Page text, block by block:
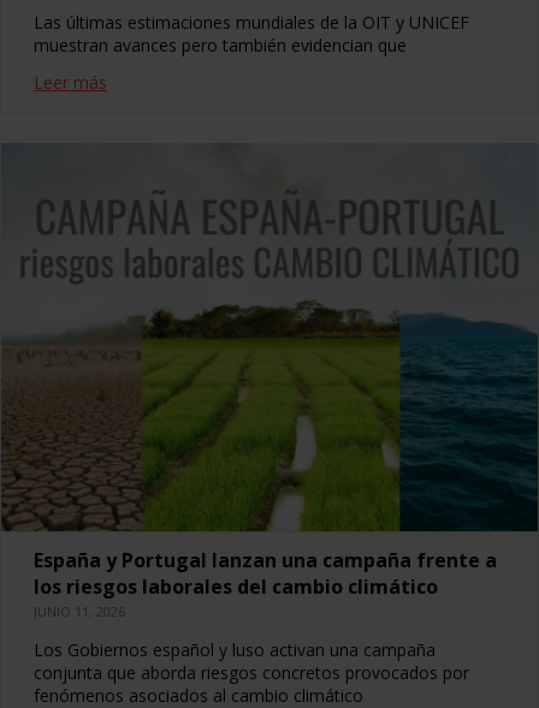
Las últimas estimaciones mundiales de la OIT y UNICEF
muestran avances pero también evidencian que
Leer más
España y Portugal lanzan una campaña frente a
los riesgos laborales del cambio climático
JUNIO 11, 2026
Los Gobiernos español y luso activan una campaña
conjunta que aborda riesgos concretos provocados por
fenómenos asociados al cambio climático